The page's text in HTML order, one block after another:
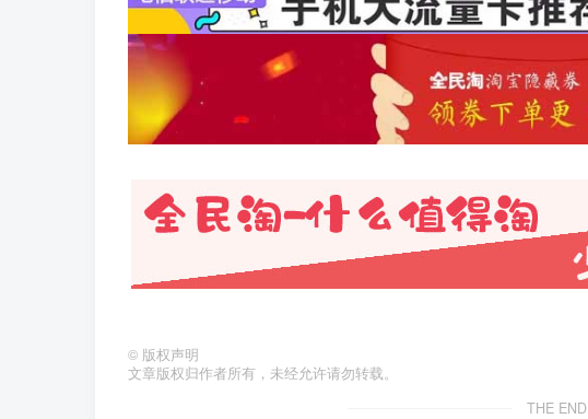
© 版权声明
文章版权归作者所有，未经允许请勿转载。
THE END